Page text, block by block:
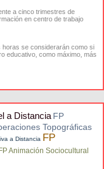
a cinco trimestres de
en centro de trabajo
se considerarán como si
educativo, como máximo, más
a Distancia FP
Topográficas
a Distancia FP
FP Animación Sociocultural